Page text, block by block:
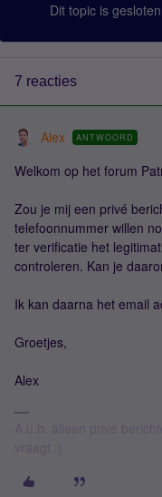
Dit topic is
7 reacties
Alex ANTWOORD
Welkom op het forum
Zou je mij een privé
telefoonnummer willen
ter verificatie het
controleren. Kan je
Ik kan daarna het email
Groetjes,
Alex